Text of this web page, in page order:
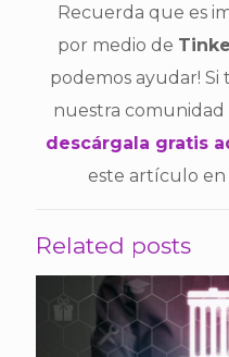
Recuerda que es
por medio de
podemos ayudar!
nuestra comunidad
descárgala gratis
este artículo en
Related posts